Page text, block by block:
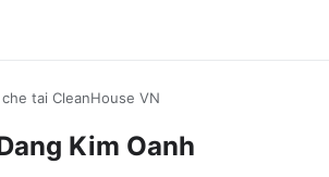
che tai CleanHouse VN
Kim Oanh